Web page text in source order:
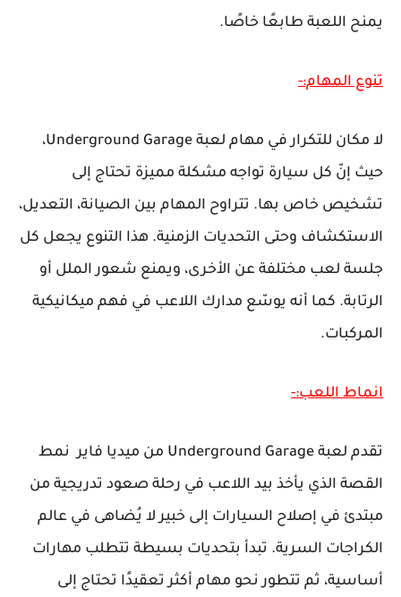
يمنح اللعبة طابعًا خاصًا.
تنوع المهام:-
لا مكان للتكرار في مهام لعبة Underground Garage،
حيث إنّ كل سيارة تواجه مشكلة مميزة تحتاج إلى
تشخيص خاص بها. تتراوح المهام بين الصيانة، التعديل،
الاستكشاف وحتى التحديات الزمنية. هذا التنوع يجعل كل
جلسة لعب مختلفة عن الأخرى، ويمنع شعور الملل أو
الرتابة. كما أنه يوسّع مدارك اللاعب في فهم ميكانيكية
المركبات.
انماط اللعب:-
تقدم لعبة Underground Garage من ميديا فاير نمط
القصة الذي يأخذ بيد اللاعب في رحلة صعود تدريجية من
مبتدئ في إصلاح السيارات إلى خبير لا يُضاهى في عالم
الكراجات السرية. تبدأ بتحديات بسيطة تتطلب مهارات
أساسية، ثم تتطور نحو مهام أكثر تعقيدًا تحتاج إلى